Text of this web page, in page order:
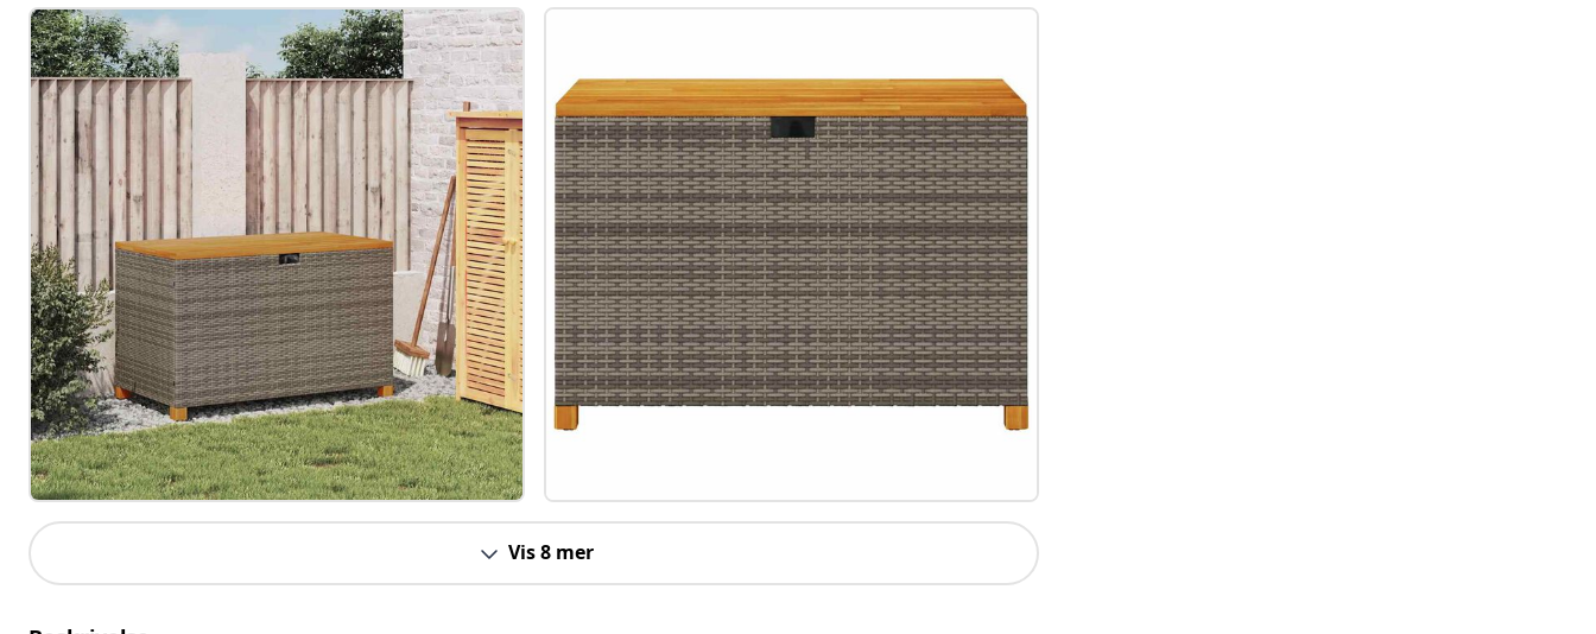
Vis 8 mer